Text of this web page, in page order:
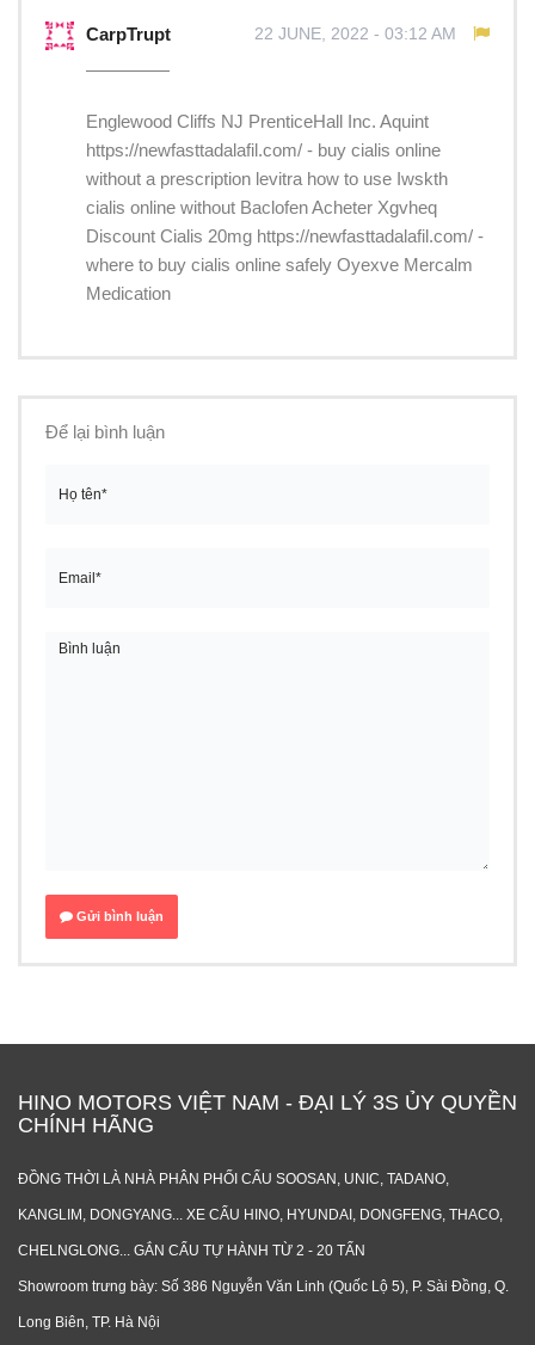
CarpTrupt 22 JUNE, 2022 - 03:12 AM
Englewood Cliffs NJ PrenticeHall Inc. Aquint
https://newfasttadalafil.com/ - buy cialis online
without a prescription levitra how to use Iwskth
cialis online without Baclofen Acheter Xgvheq
Discount Cialis 20mg https://newfasttadalafil.com/ -
where to buy cialis online safely Oyexve Mercalm
Medication
Để lại bình luận
Gửi bình luận
HINO MOTORS VIỆT NAM - ĐẠI LÝ 3S ỦY QUYỀN
CHÍNH HÃNG
ĐỒNG THỜI LÀ NHÀ PHÂN PHỐI CẨU SOOSAN, UNIC, TADANO,
KANGLIM, DONGYANG... XE CẨU HINO, HYUNDAI, DONGFENG, THACO,
CHELNGLONG... GẮN CẨU TỰ HÀNH TỪ 2 - 20 TẤN
Showroom trưng bày: Số 386 Nguyễn Văn Linh (Quốc Lộ 5), P. Sài Đồng, Q.
Long Biên, TP. Hà Nội